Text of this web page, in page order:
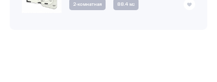
2‑комнатная 88.4 м2